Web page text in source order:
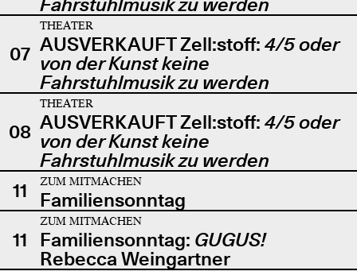
07
THEATER
AUSVERKAUFT Zell:stoff: 4/5 oder
von der Kunst keine
Fahrstuhlmusik zu werden
08
THEATER
AUSVERKAUFT Zell:stoff: 4/5 oder
von der Kunst keine
Fahrstuhlmusik zu werden
11
ZUM MITMACHEN
Familiensonntag
11
ZUM MITMACHEN
Familiensonntag: GUGUS!
Rebecca Weingartner